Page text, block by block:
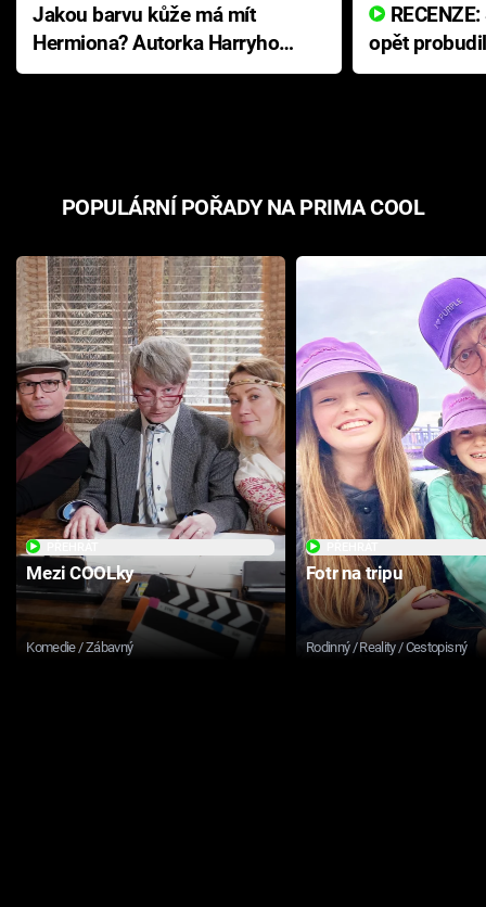
Jakou barvu kůže má mít
Hermiona? Autorka Harryho
Pottera přišla s ráznou
opět
přichází s
POPULÁRNÍ POŘADY NA PRIMA COOL
Mezi COOLky
Komedie / Zábavný
Fotr na tripu
Rodinný / Reality / Cestopisný